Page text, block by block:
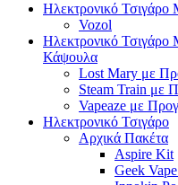
Ηλεκτρονικό
Vozol
Ηλεκτρονικό
Κάψουλα
Lost Mary με
Steam Train με
Vapeaze με
Ηλεκτρονικό Τσιγάρο
Αρχικά Πακέτα
Aspire Kit
Geek